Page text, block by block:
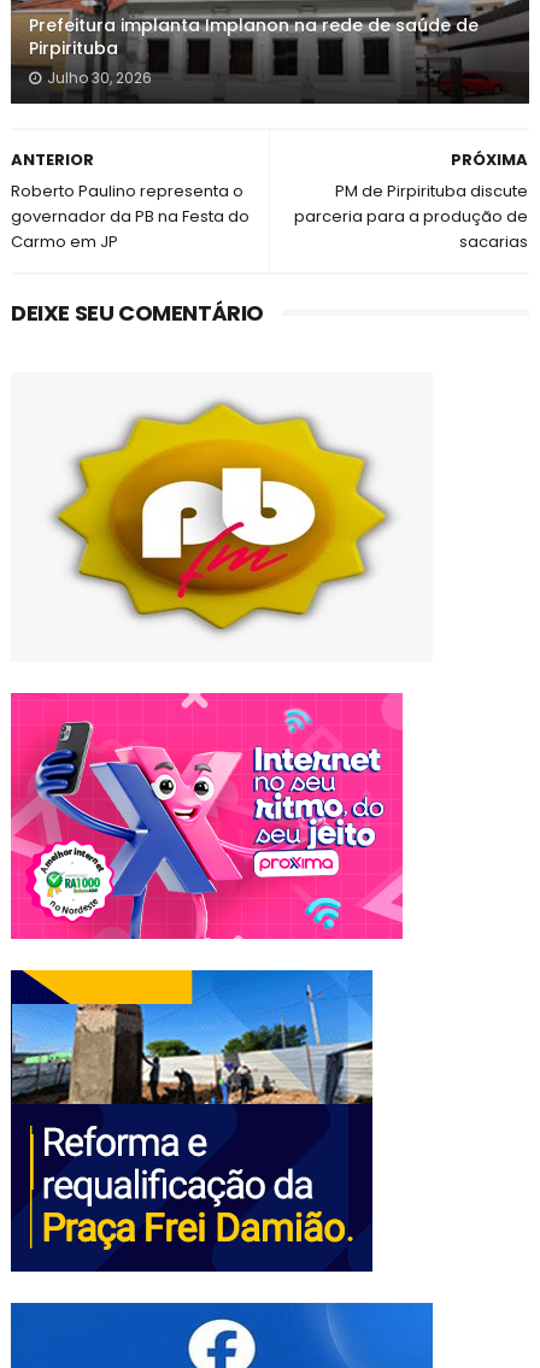
Prefeitura implanta Implanon na rede de saúde de
Pirpirituba
Julho 30, 2026
PRÓXIMA
PM de Pirpirituba discute
parceria para a produção de
sacarias
ANTERIOR
Roberto Paulino representa o
governador da PB na Festa do
Carmo em JP
DEIXE SEU COMENTÁRIO